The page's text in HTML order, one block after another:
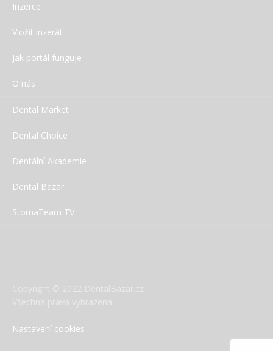
Inzerce
Vložit inzerát
Jak portál funguje
O nás
Dental Market
Dental Choice
Dentální Akademie
Dental Bazar
StomaTeam TV
Nastavení cookies